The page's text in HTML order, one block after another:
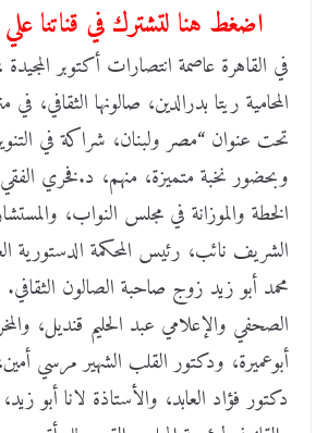
اضغط هنا لتشترك في قناتنا
في القاهرة عاصمة انتصارات أكتوبر
المحامية ريتا بدرالدين، صالونها الثقافي، في
تحت عنوان “مصر ولبنان، شراكة في
وبحضور نخبة متميزة، منهم، د.فخري
الخطة والموزانة في مجلس النواب،
الشريف نائب، رئيس المحكمة الدستورية
محمد أبو زيد زوج صاحبة الصالون
الصحفي والإعلامي عبد الحليم قنديل،
أبوعميرة، ودكتور القلب الشهير مرسي
دكتور فؤاد العابد، والأستاذة لانا أبو